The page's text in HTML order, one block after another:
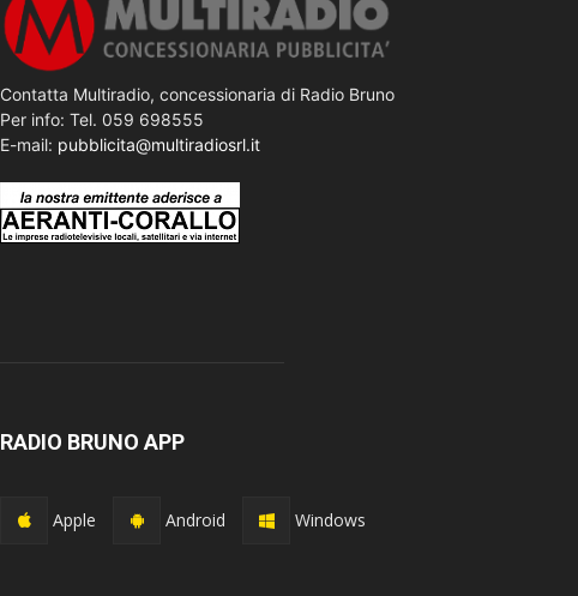
Contatta Multiradio, concessionaria di Radio Bruno
Per info: Tel. 059 698555
E-mail: pubblicita@multiradiosrl.it
RADIO BRUNO APP
Apple Android Windows